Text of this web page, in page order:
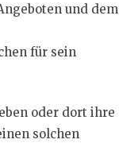
und dem
für sein
oder dort ihre
solchen